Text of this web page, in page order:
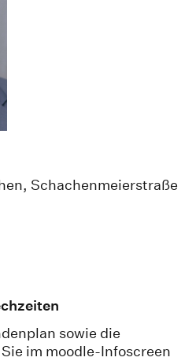
Schachenmeierstraße
sowie die
im moodle-Infoscreen